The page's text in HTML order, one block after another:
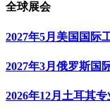
全球展会
2027年5月美国国际
2027年3月俄罗斯国
2026年12月土耳其